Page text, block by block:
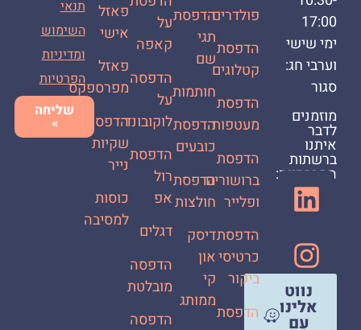
17:00
ימי שישי
וערבי חג:
סגור
מוזמנים
לדבר
איתנו
ברשתות
החברתיות:
נווט
אלינו
עם
פולדרים
הדפסת
קטלוגים
הדפסת
מעטפות
הדפסת
ברושורים
ופלייר
הדפסת
כרטיסי
ביקור
הדפסת
הדפסת
תגי
שם
חותמות
הדפסת
כובעים
הדפסת
חולצות
דיסק
און
קי
ממותג
על
קאפה
הדפסה
על
לוקובונד
הדפסת
רול
אפ
דגלים
הדפסה
מובלטת
הדפסה
פאזל
אישי
פאזל
מפרספקס
הדפסת
שקיות
נייר
כוסות
למסיבה
תנאי
השימוש
ומדיניות
הפרטיות
שליחה
»